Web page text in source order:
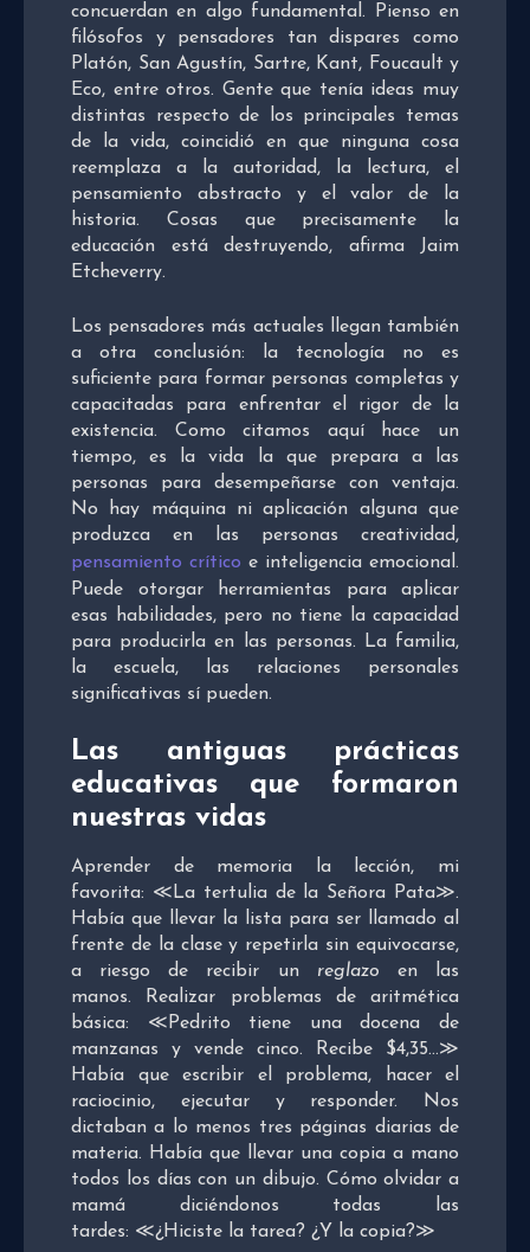
concuerdan en algo fundamental. Pienso en
filósofos y pensadores tan dispares como
Platón, San Agustín, Sartre, Kant, Foucault y
Eco, entre otros. Gente que tenía ideas muy
distintas respecto de los principales temas
de la vida, coincidió en que ninguna cosa
reemplaza a la autoridad, la lectura, el
pensamiento abstracto y el valor de la
historia. Cosas que precisamente la
educación está destruyendo, afirma Jaim
Etcheverry.
Los pensadores más actuales llegan también
a otra conclusión: la tecnología no es
suficiente para formar personas completas y
capacitadas para enfrentar el rigor de la
existencia. Como citamos aquí hace un
tiempo, es la vida la que prepara a las
personas para desempeñarse con ventaja.
No hay máquina ni aplicación alguna que
produzca en las personas creatividad,
pensamiento crítico e inteligencia emocional.
Puede otorgar herramientas para aplicar
esas habilidades, pero no tiene la capacidad
para producirla en las personas. La familia,
la escuela, las relaciones personales
significativas sí pueden.
Las antiguas prácticas
educativas que formaron
nuestras vidas
Aprender de memoria la lección, mi
favorita: ≪La tertulia de la Señora Pata≫.
Había que llevar la lista para ser llamado al
frente de la clase y repetirla sin equivocarse,
a riesgo de recibir un reglazo en las
manos. Realizar problemas de aritmética
básica: ≪Pedrito tiene una docena de
manzanas y vende cinco. Recibe $4,35…≫
Había que escribir el problema, hacer el
raciocinio, ejecutar y responder. Nos
dictaban a lo menos tres páginas diarias de
materia. Había que llevar una copia a mano
todos los días con un dibujo. Cómo olvidar a
mamá diciéndonos todas las
tardes: ≪¿Hiciste la tarea? ¿Y la copia?≫